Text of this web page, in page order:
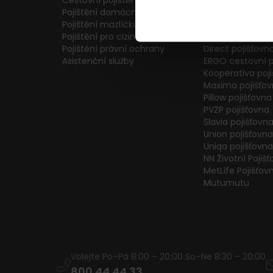
Pojištění domácnosti
Pojištění mazlíčků
Pojištění pro cizince
Pojištění právní ochrany
Asistenční služby
Direct
ERGO cestovní
Kooperativa
Maxima
Pillow pojišťovna
PVZP pojišťovna
Slavia pojišťovna
Union pojišťovna
Uniqa pojišťovna
NN Životní
MetLife
Mutumutu
Volejte Po–Pá 8:00 – 20:00 So–Ne 8:30 – 20:00